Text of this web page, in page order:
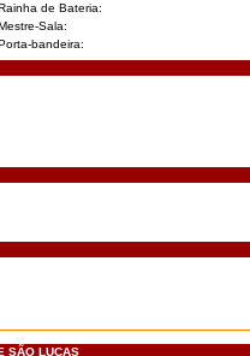
de Bateria:
Sala:
bandeira:
SÃO LUCAS